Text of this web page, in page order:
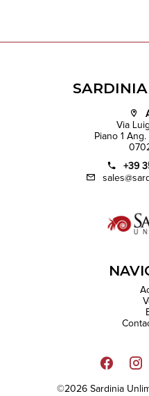
Via
Piano 1
+39
©2026 Sardinia